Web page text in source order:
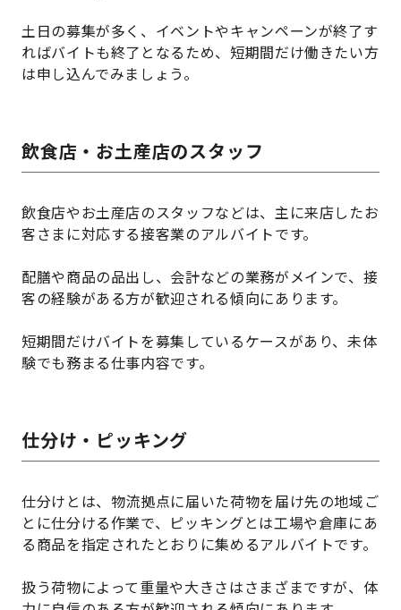
土日の募集が多く、イベントやキャンペーンが終了す
ればバイトも終了となるため、短期間だけ働きたい方
は申し込んでみましょう。
飲食店・お土産店のスタッフ
飲食店やお土産店のスタッフなどは、主に来店したお
客さまに対応する接客業のアルバイトです。
配膳や商品の品出し、会計などの業務がメインで、接
客の経験がある方が歓迎される傾向にあります。
短期間だけバイトを募集しているケースがあり、未体
験でも務まる仕事内容です。
仕分け・ピッキング
仕分けとは、物流拠点に届いた荷物を届け先の地域ご
とに仕分ける作業で、ピッキングとは工場や倉庫にあ
る商品を指定されたとおりに集めるアルバイトです。
扱う荷物によって重量や大きさはさまざまですが、体